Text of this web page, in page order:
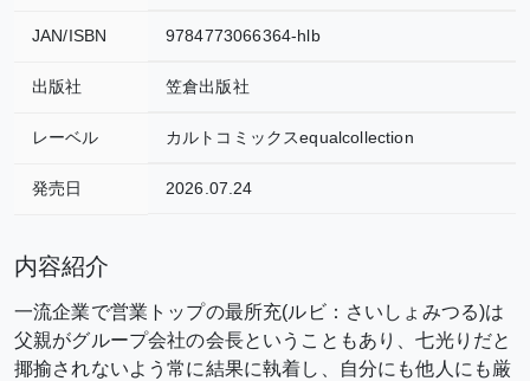
JAN/ISBN 9784773066364-hlb
出版社 笠倉出版社
レーベル カルトコミックスequalcollection
発売日 2026.07.24
内容紹介
一流企業で営業トップの最所充(ルビ：さいしょみつる)は
父親がグループ会社の会長ということもあり、七光りだと
揶揄されないよう常に結果に執着し、自分にも他人にも厳